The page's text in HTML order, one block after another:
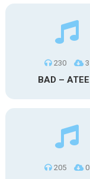
230 3
BAD –
205 0